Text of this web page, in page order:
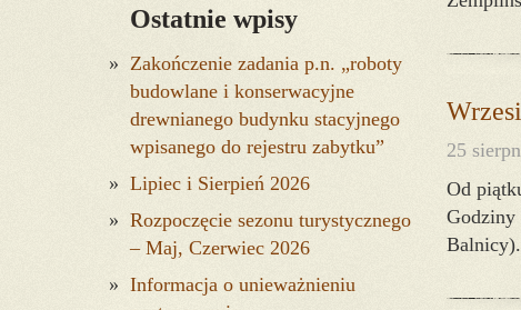
Ostatnie wpisy
Zakończenie zadania p.n. „roboty
budowlane i konserwacyjne
drewnianego budynku stacyjnego
wpisanego do rejestru zabytku”
Lipiec i Sierpień 2026
Rozpoczęcie sezonu turystycznego
– Maj, Czerwiec 2026
Informacja o unieważnieniu
25
Od
Godziny
Balnicy).